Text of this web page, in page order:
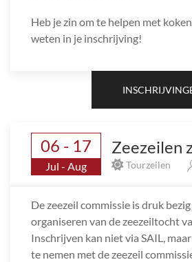
Heb je zin om te helpen met
weten in je inschrijving!
06 - 17
Jul - Aug
Zeezeilen
Tourzeilen
De zeezeil commissie is druk
organiseren van de zeezeiltocht
Inschrijven kan niet via SAIL,
te nemen met de zeezeil